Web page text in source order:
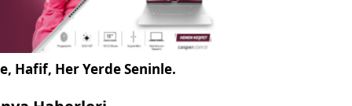
Hafif, Her Yerde Seninle.